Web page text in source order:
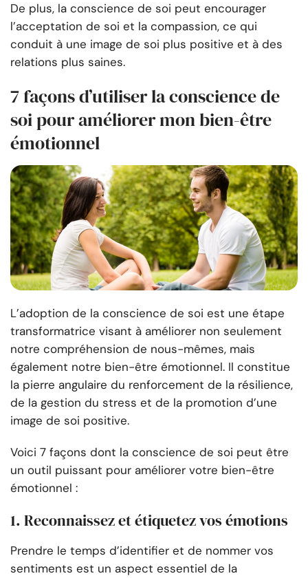
De plus, la conscience de soi peut encourager
l’acceptation de soi et la compassion, ce qui
conduit à une image de soi plus positive et à des
relations plus saines.
7 façons d’utiliser la conscience de
soi pour améliorer mon bien-être
émotionnel
L’adoption de la conscience de soi est une étape
transformatrice visant à améliorer non seulement
notre compréhension de nous-mêmes, mais
également notre bien-être émotionnel. Il constitue
la pierre angulaire du renforcement de la résilience,
de la gestion du stress et de la promotion d’une
image de soi positive.
Voici 7 façons dont la conscience de soi peut être
un outil puissant pour améliorer votre bien-être
émotionnel :
1. Reconnaissez et étiquetez vos émotions
Prendre le temps d’identifier et de nommer vos
sentiments est un aspect essentiel de la